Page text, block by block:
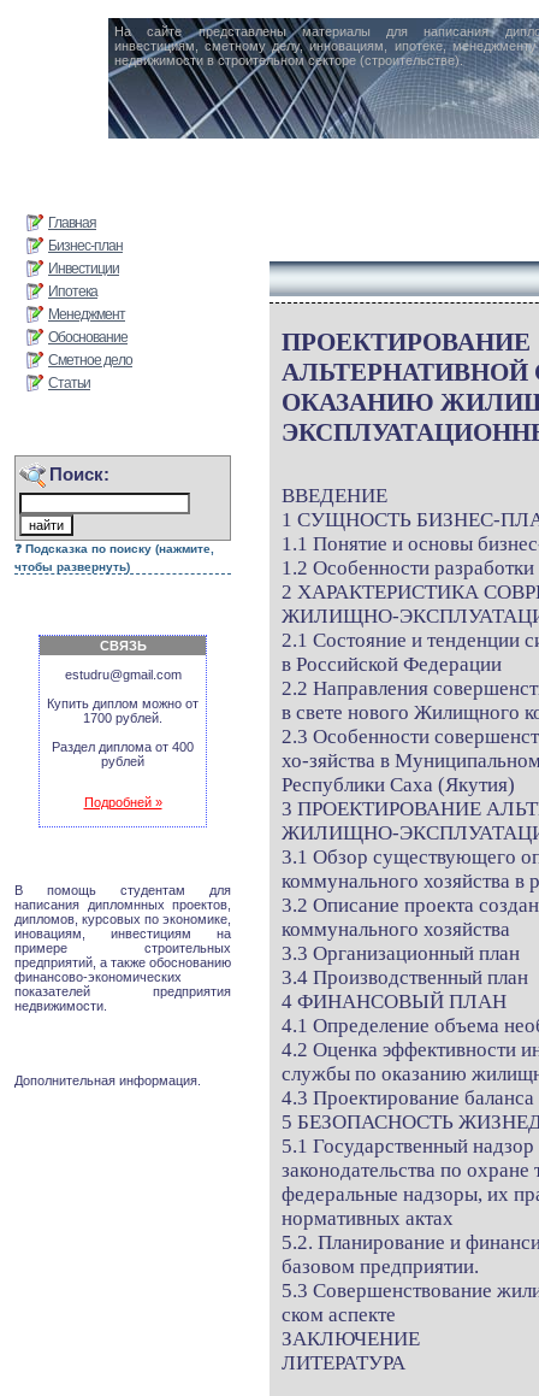
На сайте представлены материалы для написания
инвестициям, сметному делу, инновациям, ипотеке,
недвижимости в строительном секторе (строительстве).
Главная
Бизнес-план
Инвестиции
Ипотека
Менеджмент
Обоснование
Сметное дело
Статьи
Поиск:
Подсказка по поиску (нажмите,
чтобы развернуть)
СВЯЗЬ
estudru@gmail.com
Купить диплом можно от
1700 рублей.
Раздел диплома от 400
рублей
Подробней »
В помощь студентам для
написания дипломнных проектов,
дипломов, курсовых по экономике,
иновациям, инвестициям на
примере строительных
предприятий, а также обоснованию
финансово-экономических
показателей предприятия
недвижимости.
Дополнительная информация.
ПРОЕКТИРОВАНИЕ
ОКАЗАНИЮ
ВВЕДЕНИЕ
1 СУЩНОСТЬ БИЗНЕС-
1.1 Понятие и основы
1.2 Особенности
2 ХАРАКТЕРИСТИКА
ЖИЛИЩНО-
2.1 Состояние и тенденции
в Российской Федерации
2.2 Направления
в свете нового Жилищного
2.3 Особенности
хо-зяйства в
Республики Саха (Якутия)
3 ПРОЕКТИРОВАНИЕ
ЖИЛИЩНО-
3.1 Обзор существующего
коммунального хозяйства в
3.2 Описание проекта
коммунального хозяйства
3.3 Организационный план
3.4 Производственный план
4 ФИНАНСОВЫЙ ПЛАН
4.1 Определение объема
4.2 Оценка эффективности
службы по оказанию
4.3 Проектирование
5 БЕЗОПАСНОСТЬ
5.1 Государственный
законодательства по
федеральные надзоры, их
нормативных актах
5.2. Планирование и
базовом предприятии.
5.3 Совершенствование
ском аспекте
ЗАКЛЮЧЕНИЕ
ЛИТЕРАТУРА